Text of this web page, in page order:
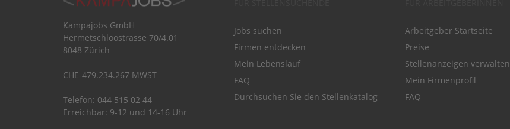
Kampajobs GmbH
Hermetschloostrasse 70/4.01
8048 Zürich
CHE-479.234.267 MWST
Telefon: 044 515 02 44
Erreichbar: 9-12 und 14-16 Uhr
Jobs suchen
Firmen entdecken
Mein Lebenslauf
FAQ
Durchsuchen Sie den Stellenkatalog
Arbeitgeber Startseite
Preise
Stellenanzeigen verwalten
Mein Firmenprofil
FAQ